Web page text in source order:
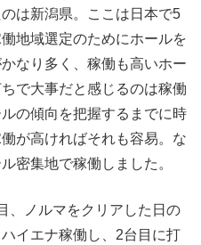
は新潟県。ここは日本で5
地域選定のためにホールを
なり多く、稼働も高いホー
で大事だと感じるのは稼働
の傾向を把握するまでに時
が高ければそれも容易。な
密集地で稼働しました。
、ノルマをクリアした日の
イエナ稼働し、2台目に打